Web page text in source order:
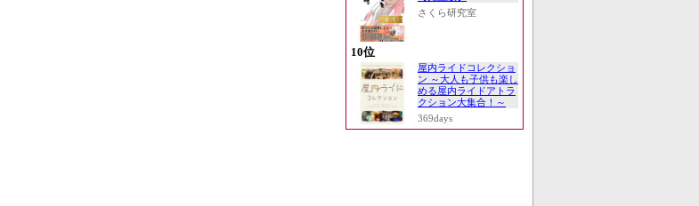
さくら研究室
10位
屋内ライドコレクショ
ン ～大人も子供も楽し
める屋内ライドアトラ
クション大集合！～
369days